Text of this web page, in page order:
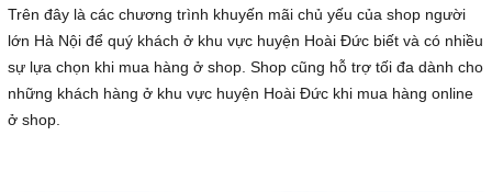
Trên đây là các chương trình khuyến mãi chủ yếu của shop người
lớn Hà Nội để quý khách ở khu vực huyện Hoài Đức biết và có nhiều
sự lựa chọn khi mua hàng ở shop. Shop cũng hỗ trợ tối đa dành cho
những khách hàng ở khu vực huyện Hoài Đức khi mua hàng online
ở shop.